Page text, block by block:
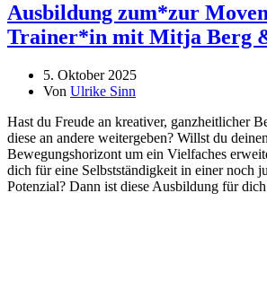
Ausbildung zum*zur
Trainer*in mit Mitja Berg
5. Oktober 2025
Von Ulrike Sinn
Hast du Freude an kreativer, ganzheitlicher
diese an andere weitergeben? Willst du
Bewegungshorizont um ein Vielfaches
dich für eine Selbstständigkeit in einer noch
Potenzial? Dann ist diese Ausbildung für